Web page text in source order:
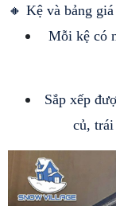
🔸 Kệ và bảng
Mỗi kệ có
Sắp xếp
củ,